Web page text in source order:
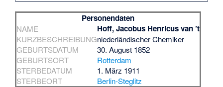
Personendaten
NAME Hoff, Jacobus Henricus van ’t
KURZBESCHREIBUNGniederländischer Chemiker
GEBURTSDATUM
30. August 1852
GEBURTSORT
Rotterdam
STERBEDATUM
1. März 1911
STERBEORT
Berlin-Steglitz